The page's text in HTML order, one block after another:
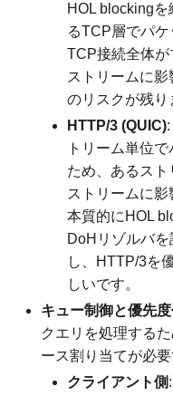
HOL blocking
るTCP層でパ
TCP接続全体
ストリームに影
のリスクが残り
HTTP/3 (QUIC)
トリーム単位
ため、あるス
ストリームに影
本質的にHOL
DoHリゾルバ
し、HTTP/3を
しいです。
キュー制御と優先
クエリを処理する
ース割り当てが必要
クライアント側